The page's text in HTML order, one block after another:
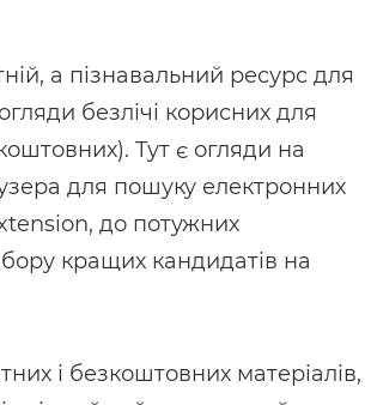
а пізнавальний ресурс для
безлічі корисних для
Тут є огляди на
для пошуку електронних
до потужних
кращих кандидатів на
і безкоштовних матеріалів,